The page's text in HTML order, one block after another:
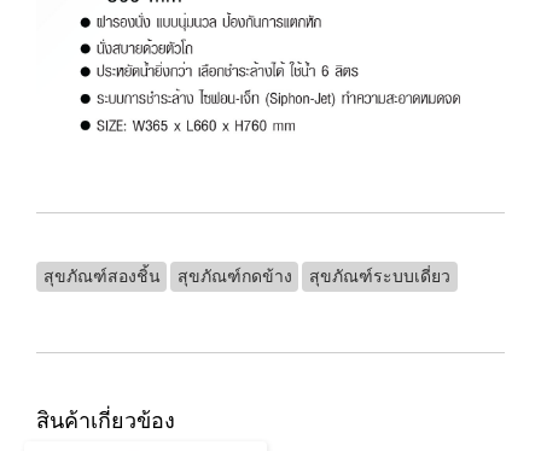
สุขภัณฑ์สองชิ้น สุขภัณฑ์กดข้าง สุขภัณฑ์ระบบเดี่ยว
สินค้าเกี่ยวข้อง